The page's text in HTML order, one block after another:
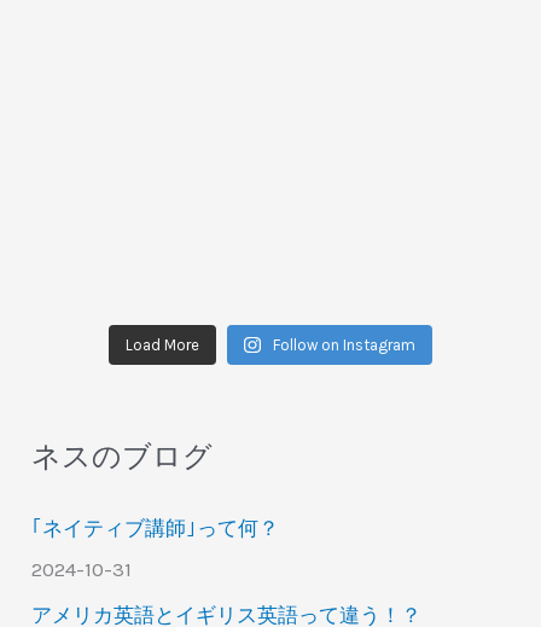
Load More Follow on Instagram
ネスのブログ
｢ネイティブ講師｣って何？
2024-10-31
アメリカ英語とイギリス英語って違う！？